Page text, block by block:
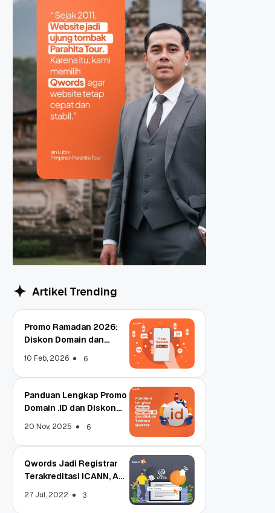
Artikel Trending
Promo Ramadan 2026:
Diskon Domain dan
10 Feb, 2026 6
Panduan Lengkap Promo
Domain .ID dan Diskon
20 Nov, 2025 6
Qwords Jadi Registrar
Terakreditasi ICANN, Apa
27 Jul, 2022 3